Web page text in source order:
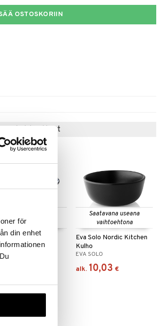
för
din enhet
OSTOSKORIIN
Suositut tuotteet
vaihtoehtona
Japonica Noodle
20.3cm
DESIGN STUDIO
Saatavana useana
vaihtoehtona
Eva Solo Nordic Kitchen
Kulho
EVA SOLO
alk. 10,03 €